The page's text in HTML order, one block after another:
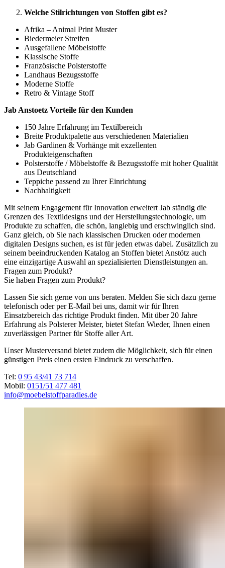
Welche Stilrichtungen von Stoffen gibt es?
Afrika – Animal Print Muster
Biedermeier Streifen
Ausgefallene Möbelstoffe
Klassische Stoffe
Französische Polsterstoffe
Landhaus Bezugsstoffe
Moderne Stoffe
Retro & Vintage Stoff
Jab Anstoetz Vorteile für den Kunden
150 Jahre Erfahrung im Textilbereich
Breite Produktpalette aus verschiedenen Materialien
Jab Gardinen & Vorhänge mit exzellenten
Produkteigenschaften
Polsterstoffe / Möbelstoffe & Bezugsstoffe mit hoher Qualität
aus Deutschland
Teppiche passend zu Ihrer Einrichtung
Nachhaltigkeit
Mit seinem Engagement für Innovation erweitert Jab ständig die
Grenzen des Textildesigns und der Herstellungstechnologie, um
Produkte zu schaffen, die schön, langlebig und erschwinglich sind.
Ganz gleich, ob Sie nach klassischen Drucken oder modernen
digitalen Designs suchen, es ist für jeden etwas dabei. Zusätzlich zu
seinem beeindruckenden Katalog an Stoffen bietet Anstötz auch
eine einzigartige Auswahl an spezialisierten Dienstleistungen an.
Fragen zum Produkt?
Sie haben Fragen zum Produkt?
Lassen Sie sich gerne von uns beraten. Melden Sie sich dazu gerne
telefonisch oder per E-Mail bei uns, damit wir für Ihren
Einsatzbereich das richtige Produkt finden. Mit über 20 Jahre
Erfahrung als Polsterer Meister, bietet Stefan Wieder, Ihnen einen
zuverlässigen Partner für Stoffe aller Art.
Unser Musterversand bietet zudem die Möglichkeit, sich für einen
günstigen Preis einen ersten Eindruck zu verschaffen.
Tel: 0 95 43/41 73 714
Mobil: 0151/51 477 481
info@moebelstoffparadies.de